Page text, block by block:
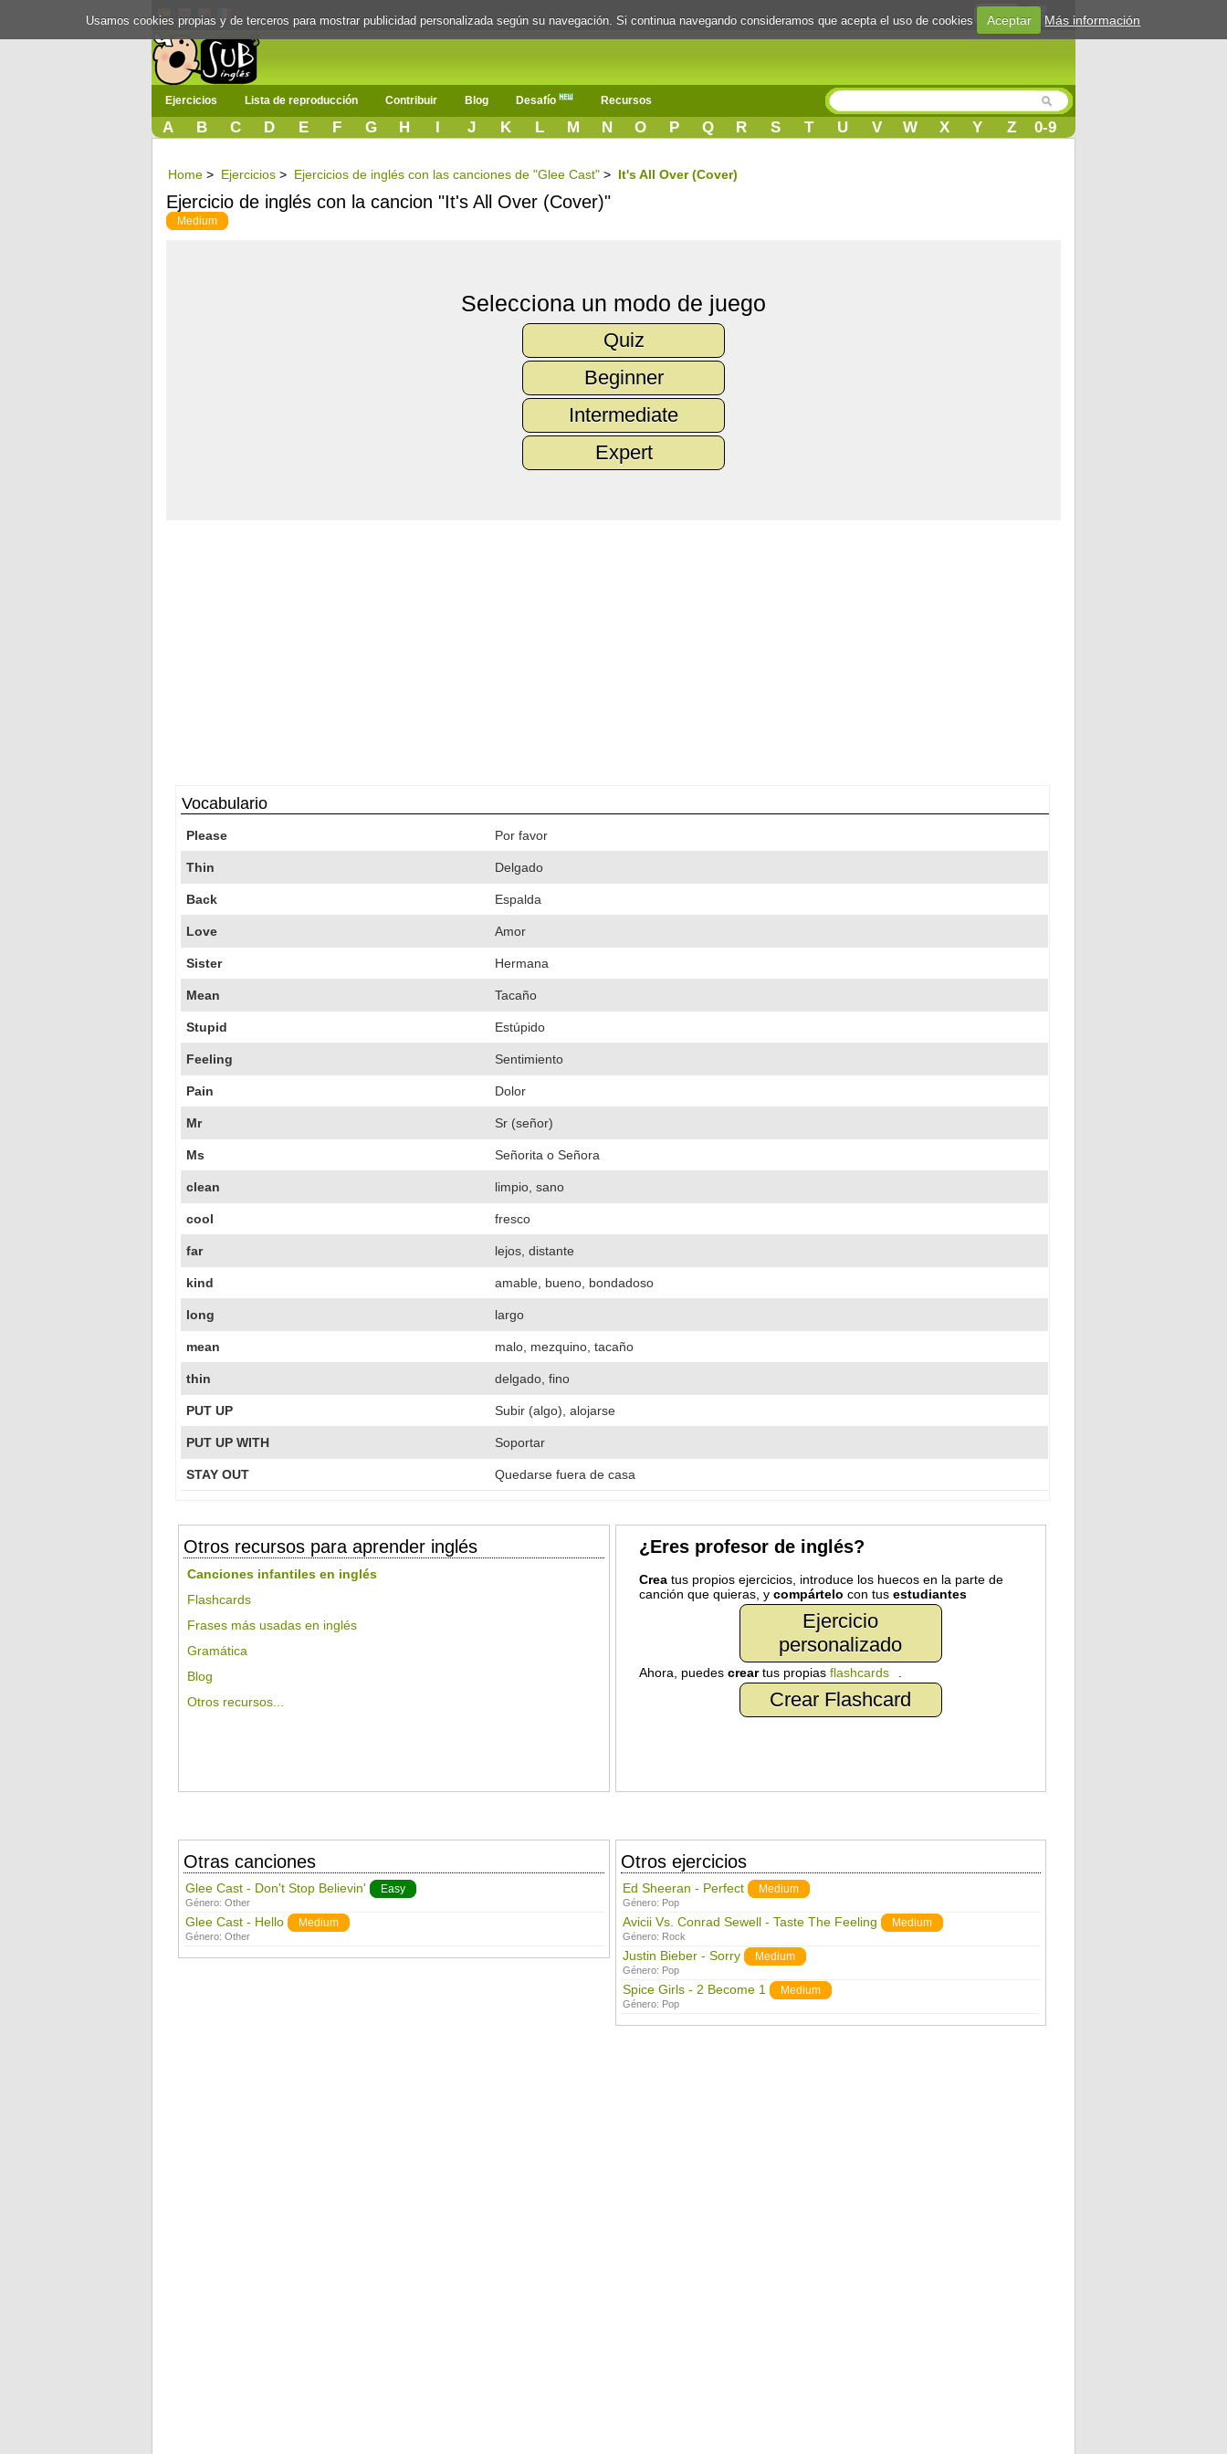
Login
Ejercicios Lista de reproducción Contribuir Blog Desafío Recursos
A B C D E F G H I J K L M N O P Q R S T U V W X Y Z 0-9
Home > Ejercicios > Ejercicios de inglés con las canciones de "Glee Cast" > It's All Over (Cover)
Ejercicio de inglés con la cancion "It's All Over (Cover)"
Medium
Selecciona un modo de juego
Quiz
Beginner
Intermediate
Expert
Vocabulario
Please Por favor
Thin Delgado
Back Espalda
Love Amor
Sister Hermana
Mean Tacaño
Stupid Estúpido
Feeling Sentimiento
Pain Dolor
Mr Sr (señor)
Ms Señorita o Señora
clean limpio, sano
cool fresco
far lejos, distante
kind amable, bueno, bondadoso
long largo
mean malo, mezquino, tacaño
thin delgado, fino
PUT UP Subir (algo), alojarse
PUT UP WITH Soportar
STAY OUT Quedarse fuera de casa
Otros recursos para aprender inglés
Canciones infantiles en inglés
Flashcards
Frases más usadas en inglés
Gramática
Blog
Otros recursos...
¿Eres profesor de inglés?
Creatus propios ejercicios, introduce los huecos en la parte de
canción que quieras, y compártelo con tus estudiantes
Ejercicio
personalizado
Ahora, puedes creartus propias flashcards
Crear Flashcard
Otras canciones
Glee Cast - Don't Stop Believin' Easy
Género: Other
Glee Cast - Hello Medium
Género: Other
Otros ejercicios
Ed Sheeran - Perfect Medium
Género: Pop
Avicii Vs. Conrad Sewell - Taste The Feeling Medium
Género: Rock
Justin Bieber - Sorry Medium
Género: Pop
Spice Girls - 2 Become 1 Medium
Género: Pop
Usamos cookies propias y de terceros para mostrar publicidad personalizada según su navegación. Si continua navegando consideramos que acepta el uso de cookies Aceptar Más información